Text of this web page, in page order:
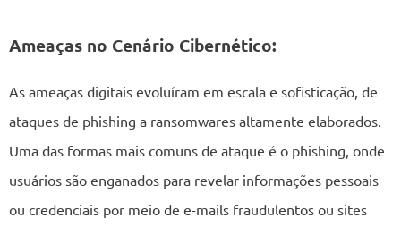
Ameaças no Cenário Cibernético:
As ameaças digitais evoluíram em escala e sofisticação, de
ataques de phishing a ransomwares altamente elaborados.
Uma das formas mais comuns de ataque é o phishing, onde
usuários são enganados para revelar informações pessoais
ou credenciais por meio de e-mails fraudulentos ou sites